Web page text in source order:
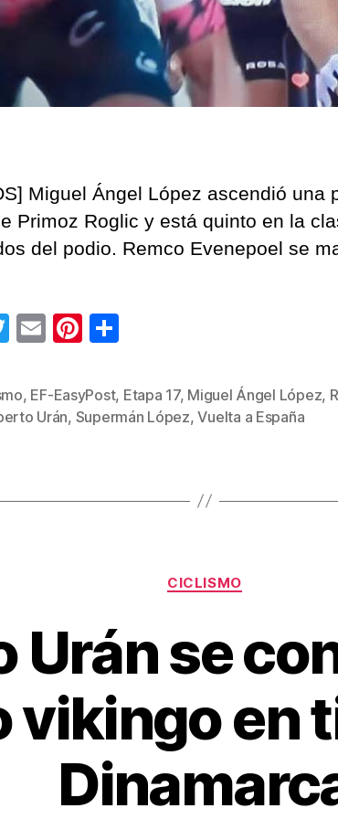
Miguel Ángel López ascendió una
Primoz Roglic y está quinto en la
del podio. Remco Evenepoel se
T
tt
er
E
ail
Pi
er
e
m
p
, EF-EasyPost, Etapa 17, Miguel Ángel López,
Urán, Supermán López,Vuelta a España
Categorías
CICLISMO
Urán se
vikingo en